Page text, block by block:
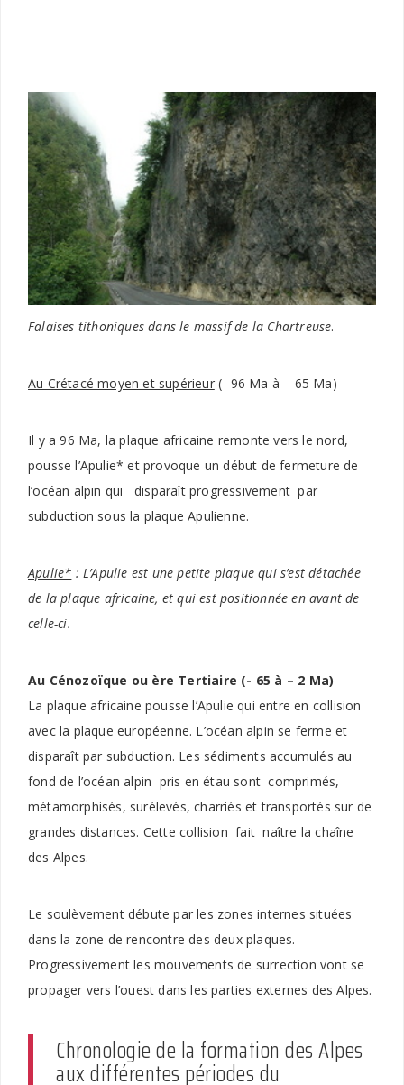
Falaises tithoniques dans le massif de la Chartreuse.
Au Crétacé moyen et supérieur(- 96 Ma à – 65 Ma)
Il y a 96 Ma, la plaque africaine remonte vers le nord,
pousse l’Apulie* et provoque un début de fermeture de
l’océan alpin qui disparaît progressivement par
subduction sous la plaque Apulienne.
Apulie* : L’Apulie est une petite plaque qui s’est détachée
de la plaque africaine, et qui est positionnée en avant de
celle-ci.
Au Cénozoïque ou ère Tertiaire (- 65 à – 2 Ma)
La plaque africaine pousse l’Apulie qui entre en collision
avec la plaque européenne. L’océan alpin se ferme et
disparaît par subduction. Les sédiments accumulés au
fond de l’océan alpin pris en étau sont comprimés,
métamorphisés, surélevés, charriés et transportés sur de
grandes distances. Cette collision fait naître la chaîne
des Alpes.
Le soulèvement débute par les zones internes situées
dans la zone de rencontre des deux plaques.
Progressivement les mouvements de surrection vont se
propager vers l’ouest dans les parties externes des Alpes.
Chronologie de la formation des Alpes
aux différentes périodes du